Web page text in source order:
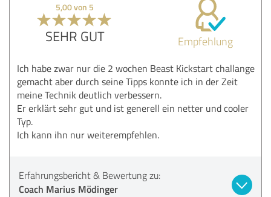
5,00 von 5
SEHR GUT Empfehlung
Ich habe zwar nur die 2 wochen Beast Kickstart challange
gemacht aber durch seine Tipps konnte ich in der Zeit
meine Technik deutlich verbessern.
Er erklärt sehr gut und ist generell ein netter und cooler
Typ.
Ich kann ihn nur weiterempfehlen.
Erfahrungsbericht & Bewertung zu:
Coach Marius Mödinger